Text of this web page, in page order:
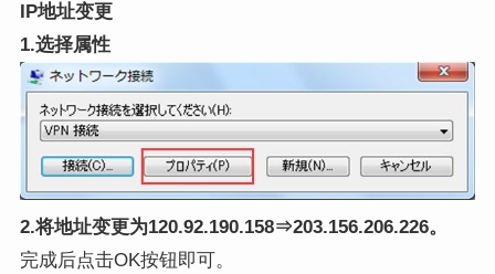
IP地址变更
1.选择属性
2.将地址变更为120.92.190.158⇒203.156.206.226。
完成后点击OK按钮即可。